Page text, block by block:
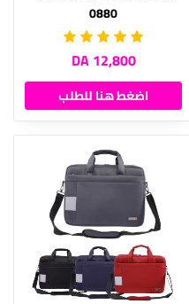
0880
12,800 DA
اضغط هنا للطلب